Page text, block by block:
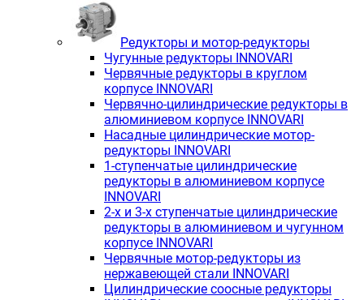
Редукторы и мотор-редукторы
Чугунные редукторы INNOVARI
Червячные редукторы в круглом
корпусе INNOVARI
Червячно-цилиндрические редукторы в
алюминиевом корпусе INNOVARI
Насадные цилиндрические мотор-
редукторы INNOVARI
1-ступенчатые цилиндрические
редукторы в алюминиевом корпусе
INNOVARI
2-х и 3-х ступенчатые цилиндрические
редукторы в алюминиевом и чугунном
корпусе INNOVARI
Червячные мотор-редукторы из
нержавеющей стали INNOVARI
Цилиндрические соосные редукторы